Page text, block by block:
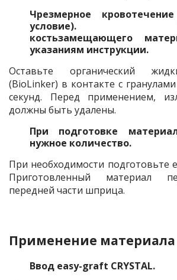
Чрезмерное
условие).
костьзамещающего
указаниям инструкции.
Оставьте органический
(BioLinker) в контакте с
секунд. Перед применением,
должны быть удалены.
При подготовке
нужное количество.
При необходимости
Приготовленный материал
передней части шприца.
Применение материала
Ввод easy-graft CRYSTAL.